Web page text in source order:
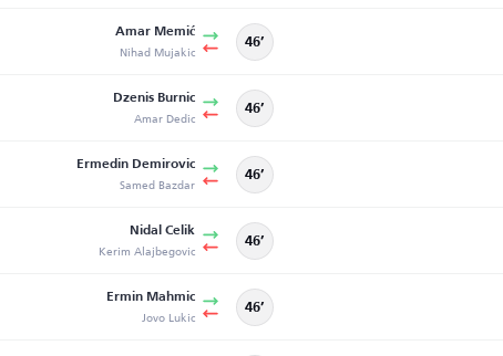
Amar Memić
Nihad Mujakic 46’
Dzenis Burnic
Amar Dedic 46’
Ermedin Demirovic
Samed Bazdar 46’
Nidal Celik
Kerim Alajbegovic 46’
Ermin Mahmic
Jovo Lukic 46’